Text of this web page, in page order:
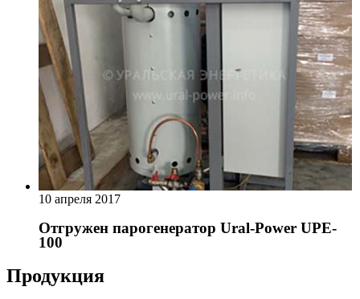
10 апреля 2017
Отгружен парогенератор Ural-Power UPE-
100
Продукция